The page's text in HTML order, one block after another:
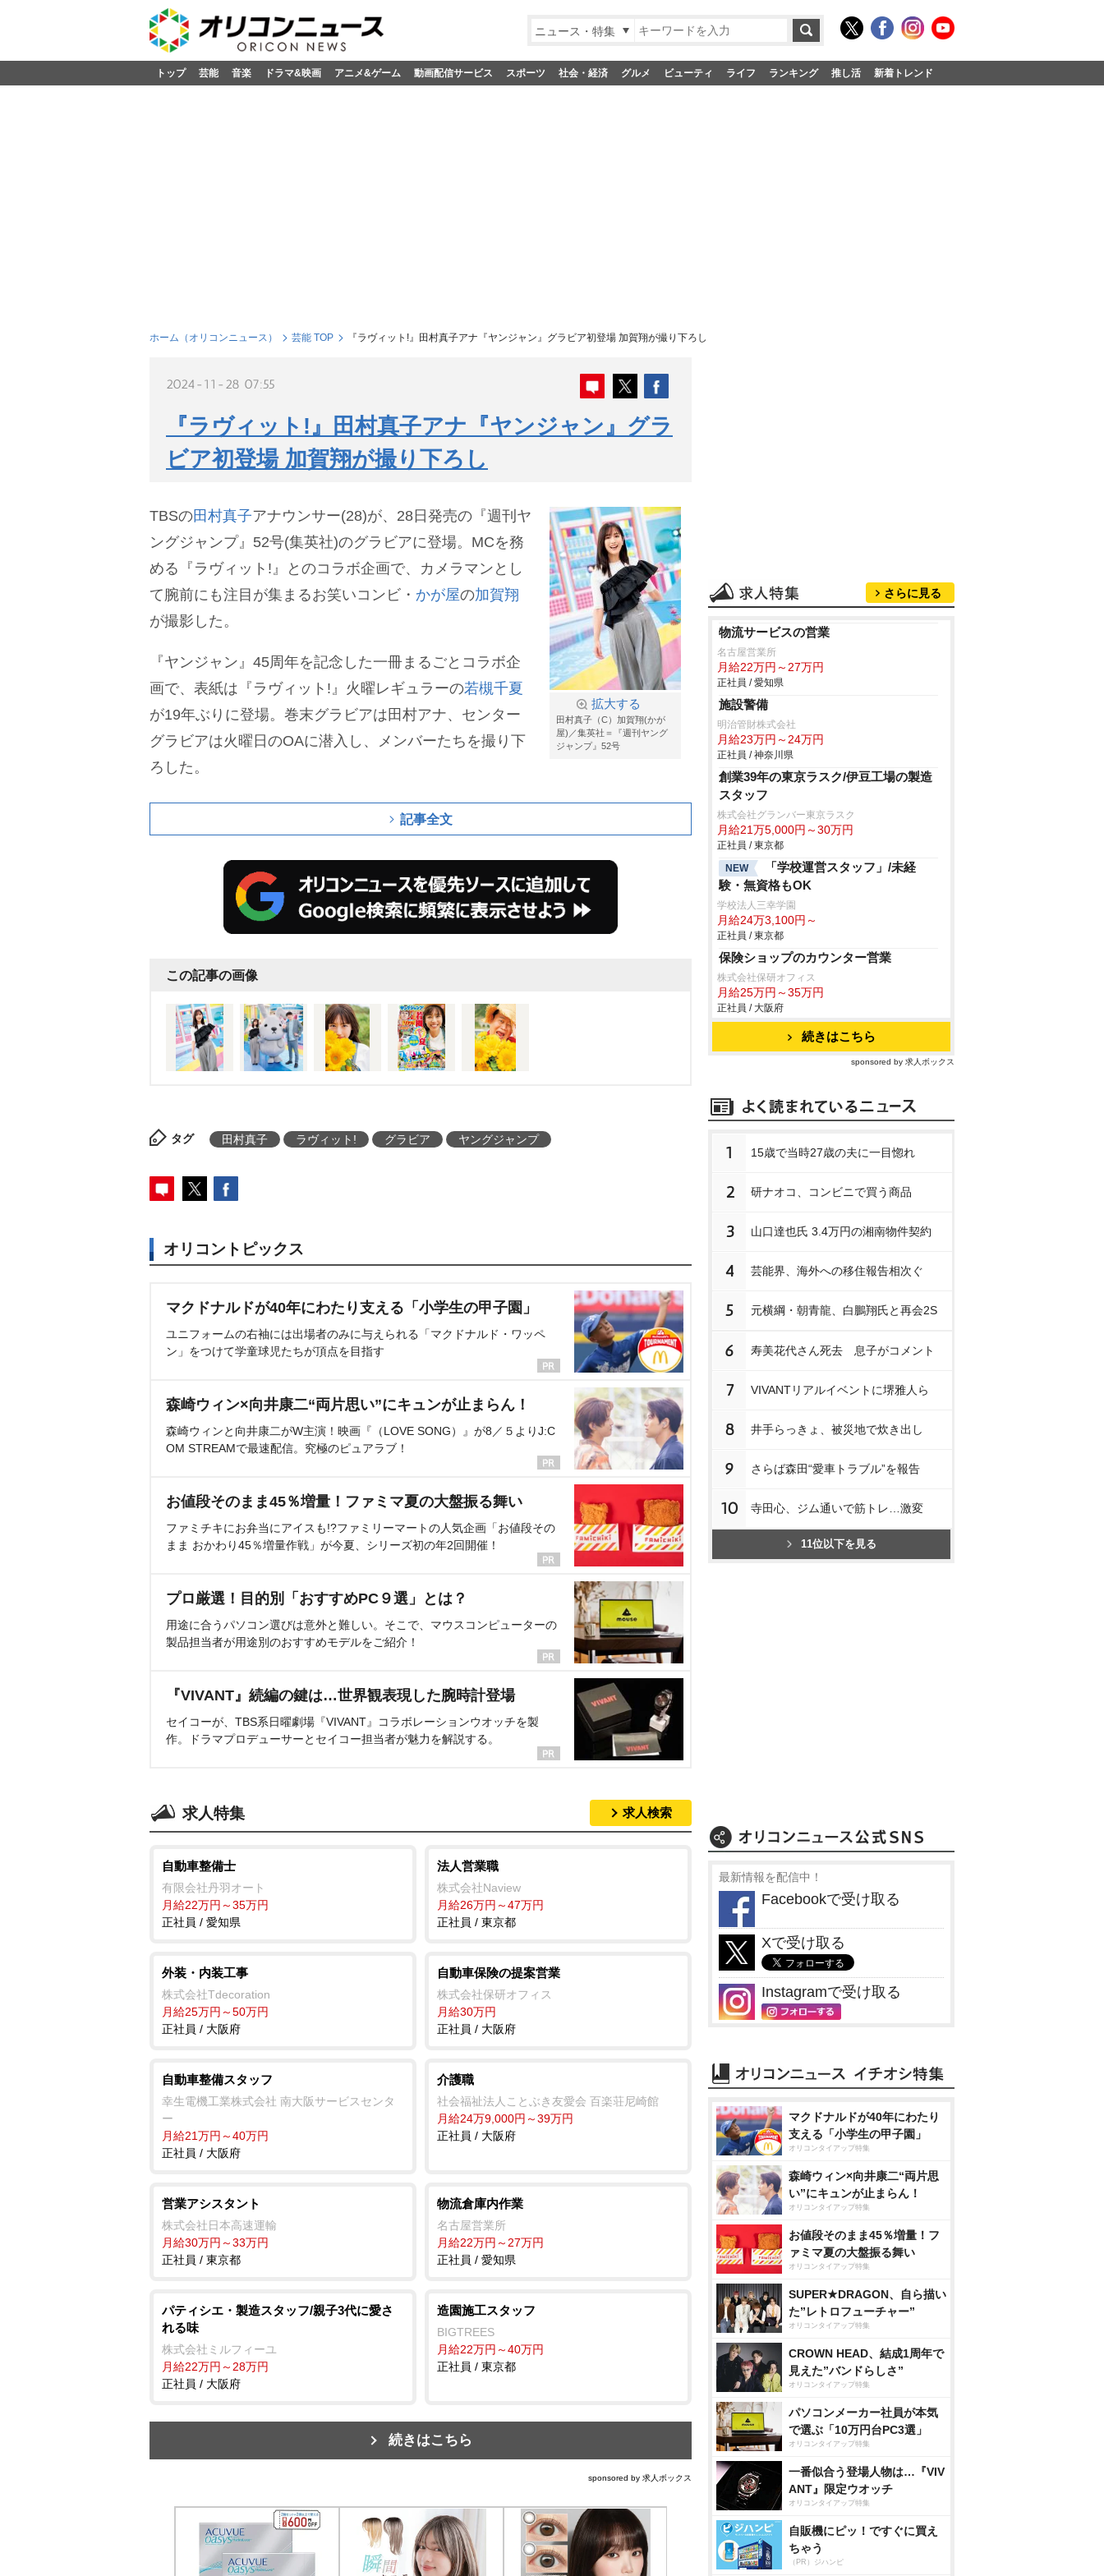
ニュース・特集
トップ 芸能 音楽 ドラマ&映画 アニメ&ゲーム 動画配信サービス スポーツ 社会・経済 グルメ ビューティ ライフ ランキング 推し活 新着トレンド
ホーム（オリコンニュース） 芸能 TOP 『ラヴィット!』田村真子アナ『ヤンジャン』グラビア初登場 加賀翔が撮り下ろし
2024-11-28 07:55
『ラヴィット!』田村真子アナ『ヤンジャン』グラ
ビア初登場 加賀翔が撮り下ろし
拡大する
田村真子（C）加賀翔(かが
屋)／集英社＝『週刊ヤング
ジャンプ』52号
TBSの田村真子アナウンサー(28)が、28日発売の『週刊ヤ
ングジャンプ』52号(集英社)のグラビアに登場。MCを務
める『ラヴィット!』とのコラボ企画で、カメラマンとし
て腕前にも注目が集まるお笑いコンビ・ かが屋の加賀翔
が撮影した。
『ヤンジャン』45周年を記念した一冊まるごとコラボ企
画で、表紙は『ラヴィット!』火曜レギュラーの若槻千夏
が19年ぶりに登場。巻末グラビアは田村アナ、センター
グラビアは火曜日のOAに潜入し、メンバーたちを撮り下
ろした。
記事全文
この記事の画像
タグ 田村真子 ラヴィット! グラビア ヤングジャンプ
オリコントピックス
マクドナルドが40年にわたり支える「小学生の甲子園」
ユニフォームの右袖には出場者のみに与えられる「マクドナルド・ワッペ
ン」をつけて学童球児たちが頂点を目指す
森崎ウィン×向井康二“両片思い”にキュンが止まらん！
森崎ウィンと向井康二がW主演！映画『（LOVE SONG）』が8／５よりJ:C
OM STREAMで最速配信。究極のピュアラブ！
お値段そのまま45％増量！ファミマ夏の大盤振る舞い
ファミチキにお弁当にアイスも!?ファミリーマートの人気企画「お値段その
まま おかわり45％増量作戦」が今夏、シリーズ初の年2回開催！
プロ厳選！目的別「おすすめPC９選」とは？
用途に合うパソコン選びは意外と難しい。そこで、マウスコンピューターの
製品担当者が用途別のおすすめモデルをご紹介！
『VIVANT』続編の鍵は…世界観表現した腕時計登場
セイコーが、TBS系日曜劇場『VIVANT』コラボレーションウオッチを製
作。ドラマプロデューサーとセイコー担当者が魅力を解説する。
求人特集 求人検索
自動車整備士
有限会社丹羽オート
月給22万円～35万円
正社員 / 愛知県
法人営業職
株式会社Naview
月給26万円～47万円
正社員 / 東京都
外装・内装工事
株式会社Tdecoration
月給25万円～50万円
正社員 / 大阪府
自動車保険の提案営業
株式会社保研オフィス
月給30万円
正社員 / 大阪府
自動車整備スタッフ
幸生電機工業株式会社 南大阪サービスセンタ
ー
月給21万円～40万円
正社員 / 大阪府
介護職
社会福祉法人ことぶき友愛会 百楽荘尼崎館
月給24万9,000円～39万円
正社員 / 大阪府
営業アシスタント
株式会社日本高速運輸
月給30万円～33万円
正社員 / 東京都
物流倉庫内作業
名古屋営業所
月給22万円～27万円
正社員 / 愛知県
パティシエ・製造スタッフ/親子3代に愛さ
れる味
株式会社ミルフィーユ
月給22万円～28万円
正社員 / 大阪府
造園施工スタッフ
BIGTREES
月給22万円～40万円
正社員 / 東京都
続きはこちら
sponsored by 求人ボックス
さらに見る
物流サービスの営業
名古屋営業所
月給22万円～27万円
正社員 / 愛知県
施設警備
明治管財株式会社
月給23万円～24万円
正社員 / 神奈川県
創業39年の東京ラスク/伊豆工場の製造
スタッフ
株式会社グランバー東京ラスク
月給21万5,000円～30万円
正社員 / 東京都
NEW
「学校運営スタッフ」/未経
験・無資格もOK
学校法人三幸学園
月給24万3,100円～
正社員 / 東京都
保険ショップのカウンター営業
株式会社保研オフィス
月給25万円～35万円
正社員 / 大阪府
続きはこちら
sponsored by 求人ボックス
1 15歳で当時27歳の夫に一目惚れ
2 研ナオコ、コンビニで買う商品
3 山口達也氏 3.4万円の湘南物件契約
4 芸能界、海外への移住報告相次ぐ
5 元横綱・朝青龍、白鵬翔氏と再会2S
6 寿美花代さん死去 息子がコメント
7 VIVANTリアルイベントに堺雅人ら
8 井手らっきょ、被災地で炊き出し
9 さらば森田“愛車トラブル”を報告
10 寺田心、ジム通いで筋トレ…激変
11位以下を見る
最新情報を配信中！
Facebookで受け取る
Xで受け取る
Instagramで受け取る
マクドナルドが40年にわたり
支える「小学生の甲子園」
オリコンタイアップ特集
森崎ウィン×向井康二“両片思
い”にキュンが止まらん！
オリコンタイアップ特集
お値段そのまま45％増量！フ
ァミマ夏の大盤振る舞い
オリコンタイアップ特集
SUPER★DRAGON、自ら描い
た”レトロフューチャー”
オリコンタイアップ特集
CROWN HEAD、結成1周年で
見えた”バンドらしさ”
オリコンタイアップ特集
パソコンメーカー社員が本気
で選ぶ「10万円台PC3選」
オリコンタイアップ特集
一番似合う登場人物は…『VIV
ANT』限定ウオッチ
オリコンタイアップ特集
自販機にピッ！ですぐに買え
ちゃう
（PR）ジハンピ